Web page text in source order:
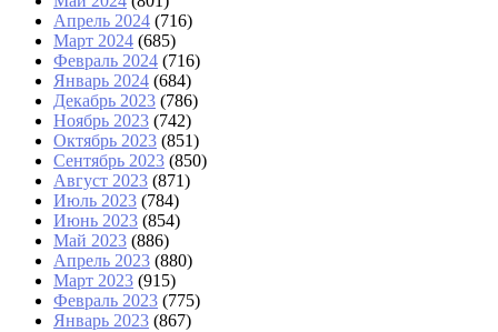
Апрель 2024 (716)
Март 2024 (685)
Февраль 2024 (716)
Январь 2024 (684)
Декабрь 2023 (786)
Ноябрь 2023 (742)
Октябрь 2023 (851)
Сентябрь 2023 (850)
Август 2023 (871)
Июль 2023 (784)
Июнь 2023 (854)
Май 2023 (886)
Апрель 2023 (880)
Март 2023 (915)
Февраль 2023 (775)
Январь 2023 (867)